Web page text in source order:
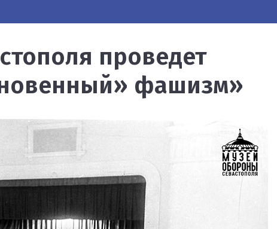
проведет
фашизм»